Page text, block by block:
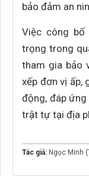
bảo đảm an
Việc công bố
trọng trong
tham gia bảo
xếp đơn vị ấp,
động, đáp ứng
trật tự tại địa
Tác giả: Ngọc Minh